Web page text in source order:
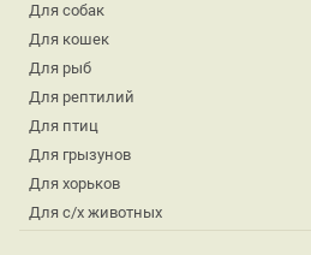
Для собак
Для кошек
Для рыб
Для рептилий
Для птиц
Для грызунов
Для хорьков
Для с/х животных